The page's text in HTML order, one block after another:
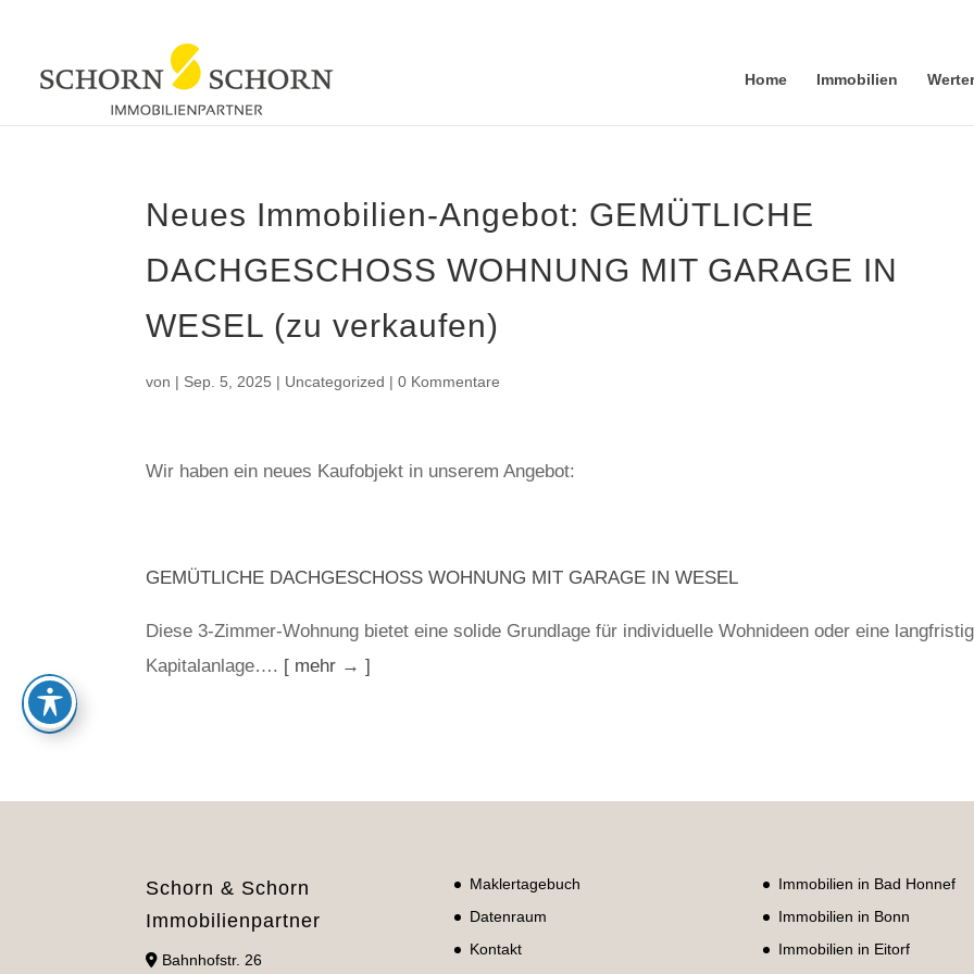
Home Immobilien
Neues Immobilien-Angebot: GEMÜTLICHE
DACHGESCHOSS WOHNUNG MIT GARAGE IN
WESEL (zu verkaufen)
von | Sep. 5, 2025 | Uncategorized |0 Kommentare
Wir haben ein neues Kaufobjekt in unserem Angebot:
GEMÜTLICHE DACHGESCHOSS WOHNUNG MIT GARAGE IN WESEL
Diese 3-Zimmer-Wohnung bietet eine solide Grundlage für individuelle Wohnideen oder eine
Kapitalanlage…. [ mehr → ]
Schorn & Schorn
Immobilienpartner
Bahnhofstr. 26
Maklertagebuch
Datenraum
Kontakt
Immobilien in Bad Honnef
Immobilien in Bonn
Immobilien in Eitorf